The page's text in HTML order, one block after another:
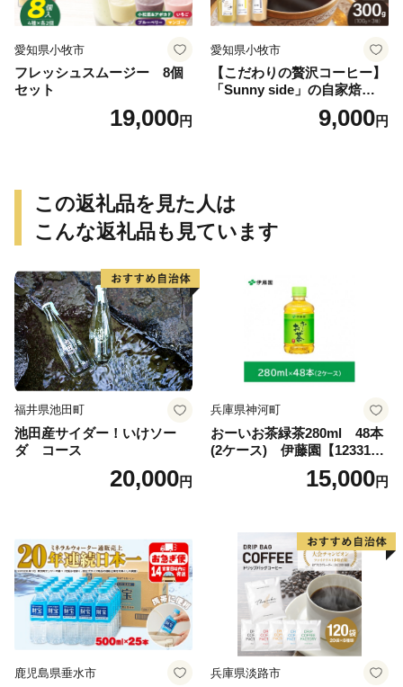
愛知県小牧市
フレッシュスムージー 8個
セット
19,000円
愛知県小牧市
【こだわりの贅沢コーヒー】
「Sunny side」の自家焙煎珈
琲ブレンド珈琲飲み比べセッ
9,000円
この返礼品を見た人は
こんな返礼品も見ています
福井県池田町
池田産サイダー！いけソー
ダ コース
20,000円
兵庫県神河町
おーいお茶緑茶280ml 48本
(2ケース) 伊藤園【123317
15,000円
鹿児島県垂水市 兵庫県淡路市